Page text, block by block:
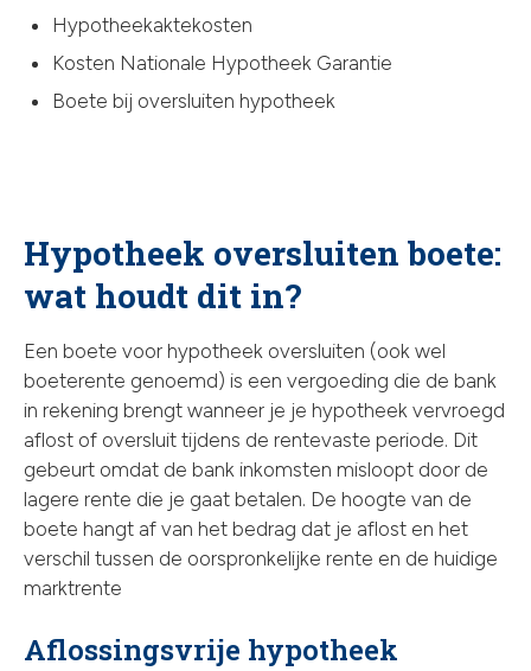
Hypotheekaktekosten
Kosten Nationale Hypotheek Garantie
Boete bij oversluiten hypotheek
Hypotheek oversluiten boete:
wat houdt dit in?
Een boete voor hypotheek oversluiten (ook wel
boeterente genoemd) is een vergoeding die de bank
in rekening brengt wanneer je je hypotheek vervroegd
aflost of oversluit tijdens de rentevaste periode. Dit
gebeurt omdat de bank inkomsten misloopt door de
lagere rente die je gaat betalen. De hoogte van de
boete hangt af van het bedrag dat je aflost en het
verschil tussen de oorspronkelijke rente en de huidige
marktrente
Aflossingsvrije hypotheek